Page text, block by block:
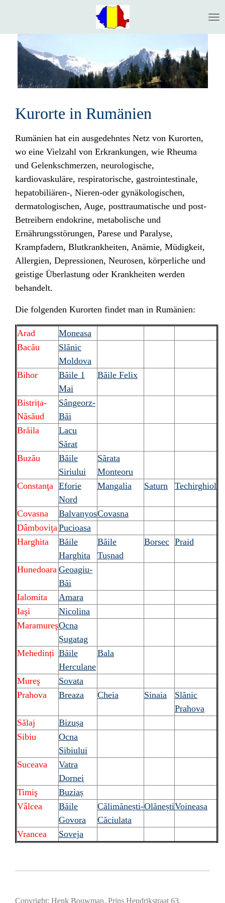
naar
hoofdinhoud
Kurorte in Rumänien
Rumänien hat ein ausgedehntes Netz von Kurorten,
wo eine Vielzahl von Erkrankungen, wie Rheuma
und Gelenkschmerzen, neurologische,
kardiovaskuläre, respiratorische, gastrointestinale,
hepatobiliären-, Nieren-oder gynäkologischen,
dermatologischen, Auge, posttraumatische und post-
Betreibern endokrine, metabolische und
Ernährungsstörungen, Parese und Paralyse,
Krampfadern, Blutkrankheiten, Anämie, Müdigkeit,
Allergien, Depressionen, Neurosen, körperliche und
geistige Überlastung oder Krankheiten werden
behandelt.
Die folgenden Kurorten findet man in Rumänien:
Arad
Moneasa
Bacău
Slănic
Moldova
Bihor
Băile 1
Mai
Băile Felix
Bistrița-
Năsăud
Sângeorz-
Băi
Brăila
Lacu
Sărat
Buzău
Băile
Siriului
Sărata
Monteoru
Constanţa Eforie
Nord
Mangalia Saturn Techirghiol
Covasna BalvanyosCovasna
Dâmboviţa Pucioasa
Harghita
Băile
Harghita
Băile
Tușnad
Borsec Praid
Hunedoara Geoagiu-
Băi
Ialomita
Amara
Iaşi
Nicolina
MaramureşOcna
Șugatag
Mehedinți Băile
Herculane
Bala
Mureş
Sovata
Prahova
Breaza Cheia Sinaia
Slănic
Prahova
Sălaj
Bizușa
Sibiu
Ocna
Sibiului
Suceava
Vatra
Dornei
Timiş
Buziaș
Vâlcea
Băile
Govora
Călimănești-
Căciulata
OlăneștiVoineasa
Vrancea Soveja
Copyright: Henk Bouwman, Prins Hendrikstraat 63,